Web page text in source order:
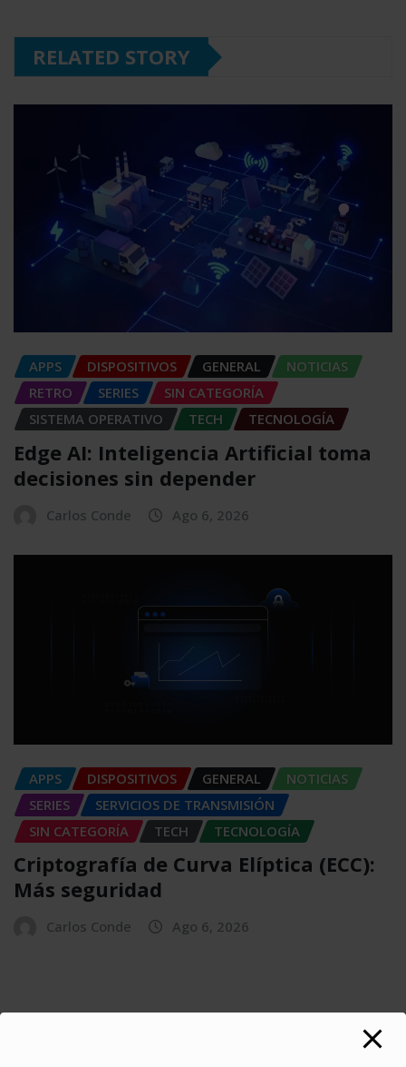
RELATED STORY
APPS DISPOSITIVOS GENERAL
NOTICIAS
RETRO
SERIES
SIN CATEGORÍA
SISTEMA OPERATIVO
TECH TECNOLOGÍA
Edge AI: Inteligencia Artificial toma
decisiones sin depender
Carlos Conde Ago 6, 2026
APPS DISPOSITIVOS GENERAL
NOTICIAS
SERIES
SERVICIOS DE TRANSMISIÓN
SIN CATEGORÍA
TECH TECNOLOGÍA
Criptografía de Curva Elíptica (ECC):
Más seguridad
Carlos Conde Ago 6, 2026